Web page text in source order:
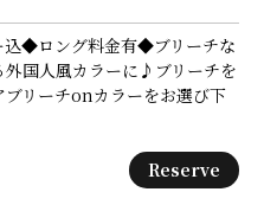
込◆ロング料金有◆ブリーチな
外国人風カラーに♪ブリーチを
ブリーチonカラーをお選び下
Reserve